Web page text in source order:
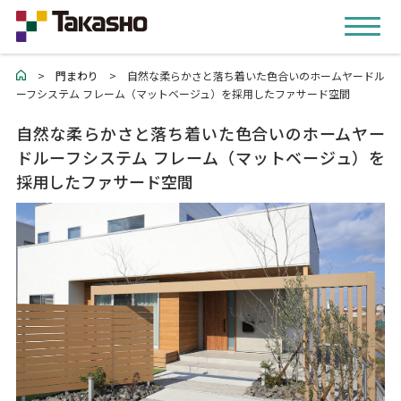
> 門まわり > 自然な柔らかさと落ち着いた色合いのホームヤードル
ーフシステム フレーム（マットベージュ）を採用したファサード空間
自然な柔らかさと落ち着いた色合いのホームヤー
ドルーフシステム フレーム（マットベージュ）を
採用したファサード空間